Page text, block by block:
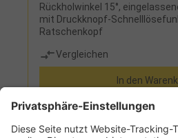
Rückholwinkel 15°,
mit Druckknopf-
Ratschenkopf
Vergleichen
In den